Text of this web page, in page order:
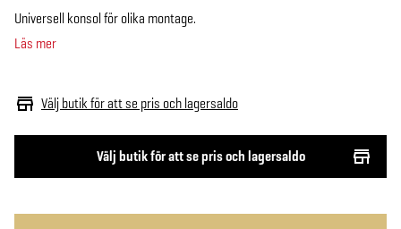
Välj butik för att se pris och lagersaldo
Välj butik för att se pris och lagersaldo
Universell konsol för olika montage.
Läs mer